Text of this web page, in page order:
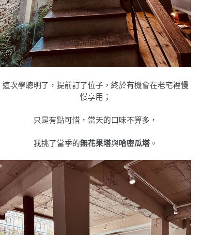
這次學聰明了，提前訂了位子，終於有機會在老宅裡慢
慢享用；
只是有點可惜，當天的口味不算多，
我挑了當季的無花果塔與哈密瓜塔 。